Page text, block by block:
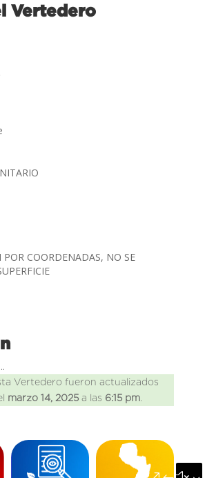
Vertedero
POR COORDENADAS, NO SE
Vertedero fueron actualizados
marzo 14, 2025a las 6:15 pm.